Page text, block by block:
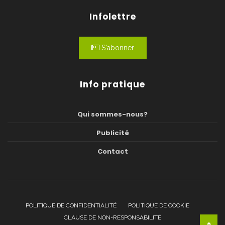
Infolettre
S'abonner
Info pratique
Qui sommes-nous?
Publicité
Contact
POLITIQUE DE CONFIDENTIALITÉ
POLITIQUE DE COOKIE
CLAUSE DE NON-RESPONSABILITÉ